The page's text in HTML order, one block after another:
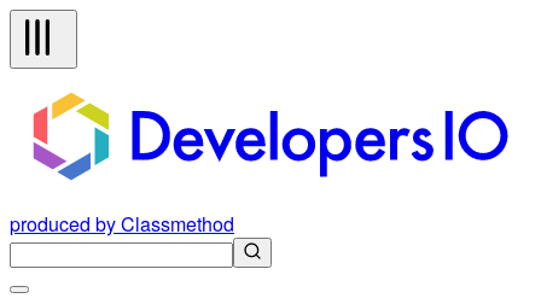
produced by Classmethod